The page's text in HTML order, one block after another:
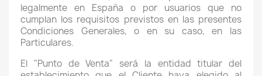
legalmente en España o por usuarios que no
cumplan los requisitos previstos en las presentes
Condiciones Generales, o en su caso, en las
Particulares.
El "Punto de Venta" será la entidad titular del